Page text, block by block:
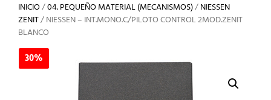
INICIO/04. PEQUEÑO MATERIAL (MECANISMOS)/NIESSEN
ZENIT/ NIESSEN – INT.MONO.C/PILOTO CONTROL 2MOD.ZENIT
BLANCO
30%
30%